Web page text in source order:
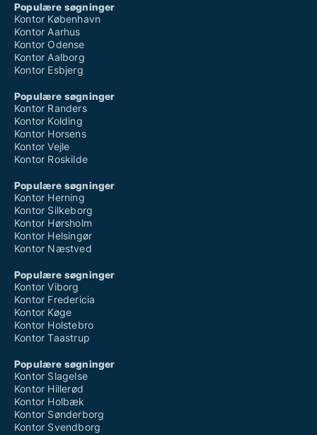
Populære søgninger
Kontor København
Kontor Aarhus
Kontor Odense
Kontor Aalborg
Kontor Esbjerg
Populære søgninger
Kontor Randers
Kontor Kolding
Kontor Horsens
Kontor Vejle
Kontor Roskilde
Populære søgninger
Kontor Herning
Kontor Silkeborg
Kontor Hørsholm
Kontor Helsingør
Kontor Næstved
Populære søgninger
Kontor Viborg
Kontor Fredericia
Kontor Køge
Kontor Holstebro
Kontor Taastrup
Populære søgninger
Kontor Slagelse
Kontor Hillerød
Kontor Holbæk
Kontor Sønderborg
Kontor Svendborg